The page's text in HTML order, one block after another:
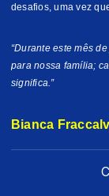
desafios, uma vez
“Durante este mês
para nossa família;
significa.”
Bianca